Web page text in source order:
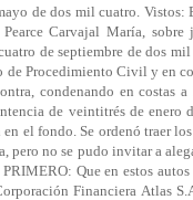
de dos mil cuatro.
Carvajal María,
de septiembre de dos
de Procedimiento Civil y en
condenando en costas
de veintitrés de
en el fondo. Se ordenó traer
pero no se pudo invitar a
Que en estos
Financiera Atlas